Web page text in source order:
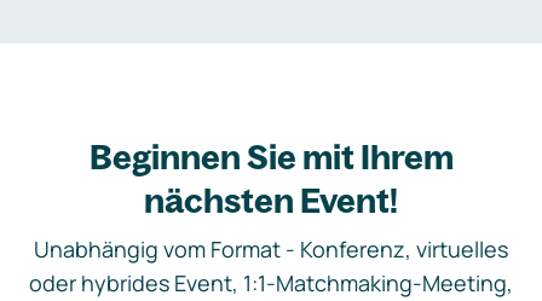
Beginnen Sie mit Ihrem
nächsten Event!
Unabhängig vom Format - Konferenz, virtuelles
oder hybrides Event, 1:1-Matchmaking-Meeting,